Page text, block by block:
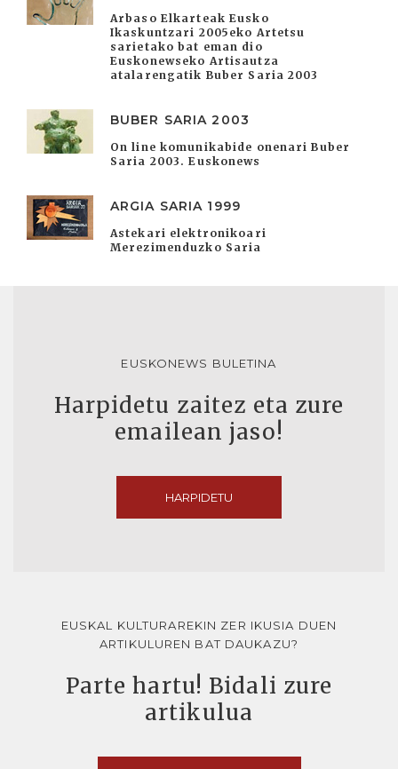
Arbaso Elkarteak Eusko
Ikaskuntzari 2005eko Artetsu
sarietako bat eman dio
Euskonewseko Artisautza
atalarengatik Buber Saria 2003
BUBER SARIA 2003
On line komunikabide onenari Buber
Saria 2003. Euskonews
ARGIA SARIA 1999
Astekari elektronikoari
Merezimenduzko Saria
EUSKONEWS BULETINA
Harpidetu zaitez eta zure
emailean jaso!
HARPIDETU
EUSKAL KULTURAREKIN ZER IKUSIA DUEN
ARTIKULUREN BAT DAUKAZU?
Parte hartu! Bidali zure
artikulua